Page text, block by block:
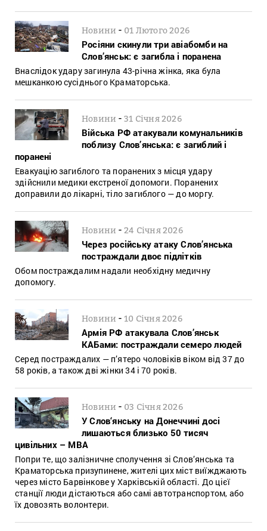
Новини - 01 Лютого 2026
Росіяни скинули три авіабомби на
Слов’янськ: є загибла і поранена
Внаслідок удару загинула 43-річна жінка, яка була
мешканкою сусіднього Краматорська.
Новини -31 Січня 2026
Війська РФ атакували комунальників
поблизу Слов’янська: є загиблий і
поранені
Евакуацію загиблого та поранених з місця удару
здійснили медики екстреної допомоги. Поранених
доправили до лікарні, тіло загиблого — до моргу.
Новини -24 Січня 2026
Через російську атаку Слов’янська
постраждали двоє підлітків
Обом постраждалим надали необхідну медичну
допомогу.
Новини -10 Січня 2026
Армія РФ атакувала Слов’янськ
КАБами: постраждали семеро людей
Серед постраждалих — п’ятеро чоловіків віком від 37 до
58 років, а також дві жінки 34 і 70 років.
Новини - 03 Січня 2026
У Слов‘янську на Донеччині досі
лишаються близько 50 тисяч
цивільних – МВА
Попри те, що залізничне сполучення зі Слов’янська та
Краматорська призупинене, жителі цих міст виїжджають
через місто Барвінкове у Харківській області. До цієї
станції люди дістаються або самі автотранспортом, або
їх довозять волонтери.